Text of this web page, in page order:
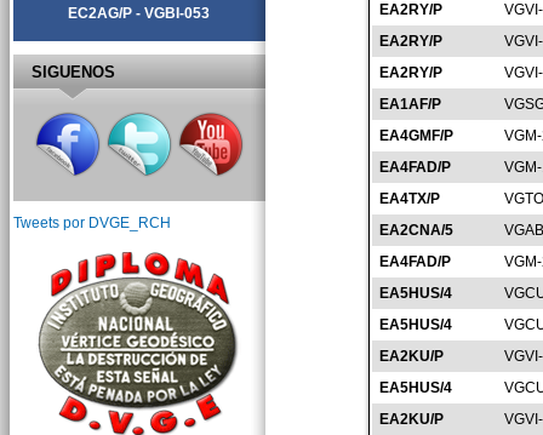
EA2RY/P
EA2RY/P
EA2RY/P
EA1AF/P
EA4GMF/P
EA4FAD/P
EA4TX/P
EA2CNA/5
EA4FAD/P
EA5HUS/4
EA5HUS/4
EA2KU/P
EA5HUS/4
EA2KU/P
EC2AG/P - VGBI-053
SIGUENOS
Tweets por DVGE_RCH